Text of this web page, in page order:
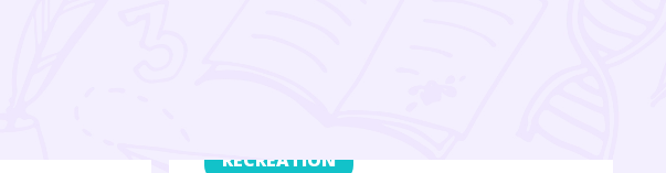
RÉCRÉATION